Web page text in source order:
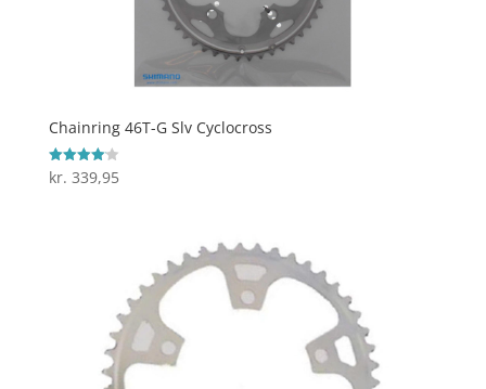
Chainring 46T-G Slv Cyclocross
Vurderet
4.1
kr. 339,95